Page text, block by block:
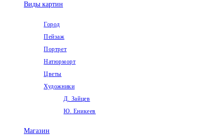
Виды картин
Город
Пейзаж
Портрет
Натюрморт
Цветы
Художники
Д. Зайцев
Ю. Еникеев
Магазин